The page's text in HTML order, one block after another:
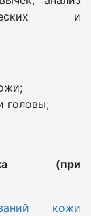
и
головы;
(при
кожи